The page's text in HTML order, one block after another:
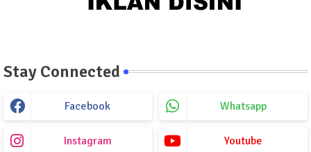
Stay Connected
Facebook Whatsapp
Instagram Youtube